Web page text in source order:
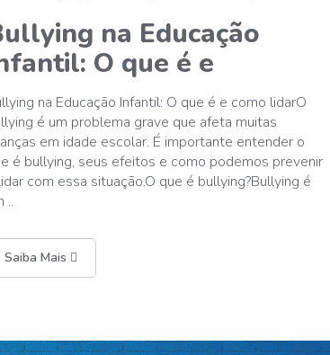
Família e Escola União
que faz a Diferenç
Instituições de Ensino InfantilVantagens das
MenoresUma instituição de ensino infantil menor pode
ter várias vantagens em relação a instituições maiores
“de rede”. Aqui estão algumas das
principais:Atendimento mais individualizado: Com
menos alunos, os profess..
Saiba Mais